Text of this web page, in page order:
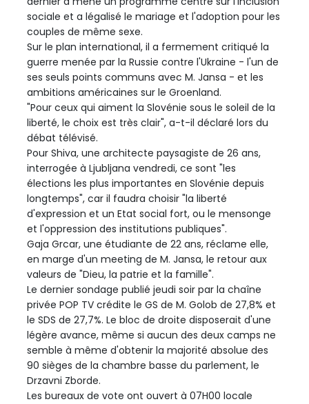
sociale et a légalisé le mariage et l'adoption pour les
couples de même sexe.
Sur le plan international, il a fermement critiqué la
guerre menée par la Russie contre l'Ukraine - l'un de
ses seuls points communs avec M. Jansa - et les
ambitions américaines sur le Groenland.
"Pour ceux qui aiment la Slovénie sous le soleil de la
liberté, le choix est très clair", a-t-il déclaré lors du
débat télévisé.
Pour Shiva, une architecte paysagiste de 26 ans,
interrogée à Ljubljana vendredi, ce sont "les
élections les plus importantes en Slovénie depuis
longtemps", car il faudra choisir "la liberté
d'expression et un Etat social fort, ou le mensonge
et l'oppression des institutions publiques".
Gaja Grcar, une étudiante de 22 ans, réclame elle,
en marge d'un meeting de M. Jansa, le retour aux
valeurs de "Dieu, la patrie et la famille".
Le dernier sondage publié jeudi soir par la chaîne
privée POP TV crédite le GS de M. Golob de 27,8% et
le SDS de 27,7%. Le bloc de droite disposerait d'une
légère avance, même si aucun des deux camps ne
semble à même d'obtenir la majorité absolue des
90 sièges de la chambre basse du parlement, le
Drzavni Zborde.
Les bureaux de vote ont ouvert à 07H00 locale